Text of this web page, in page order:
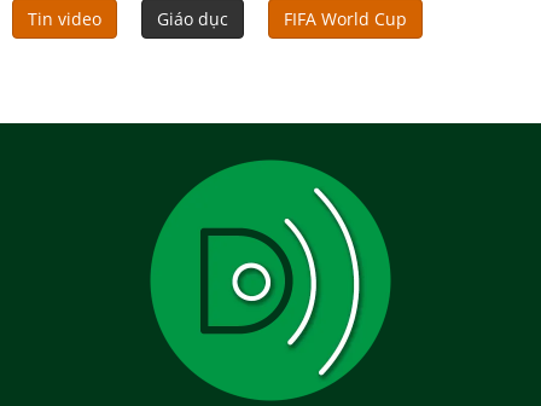
Tin video Giáo dục FIFA World Cup